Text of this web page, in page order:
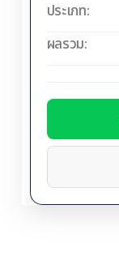
ประเภท:
ผลรวม: